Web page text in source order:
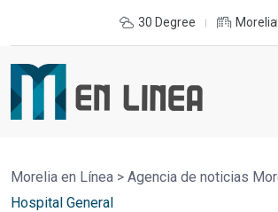
30 Degree Morelia
Morelia en Línea > Agencia de noticias
Hospital General